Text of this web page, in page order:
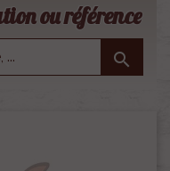
ou référence
